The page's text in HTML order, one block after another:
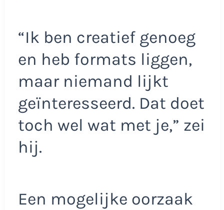
“Ik ben creatief genoeg
en heb formats liggen,
maar niemand lijkt
geïnteresseerd. Dat doet
toch wel wat met je,” zei
hij.
Een mogelijke oorzaak